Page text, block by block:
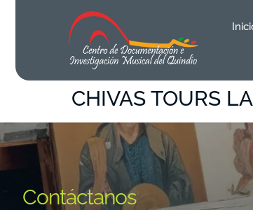
CHIVAS TOURS
Contáctanos